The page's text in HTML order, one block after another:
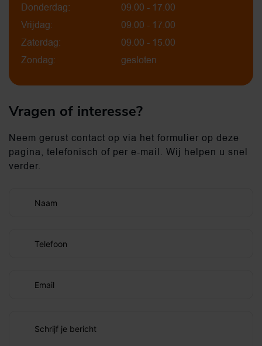
Donderdag:
09.00 - 17.00
Vrijdag:
09.00 - 17.00
Zaterdag:
09.00 - 15.00
Zondag:
gesloten
Vragen of interesse?
Neem gerust contact op via het formulier op deze
pagina, telefonisch of per e-mail. Wij helpen u snel
verder.
Naam
Telefoon
Email
Schrijf je bericht